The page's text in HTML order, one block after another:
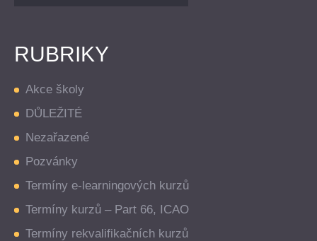
RUBRIKY
Akce školy
DŮLEŽITÉ
Nezařazené
Pozvánky
Termíny e-learningových kurzů
Termíny kurzů – Part 66, ICAO
Termíny rekvalifikačních kurzů